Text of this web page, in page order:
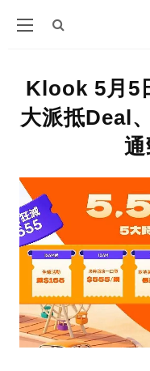
Klook 5月5
大派抵Deal